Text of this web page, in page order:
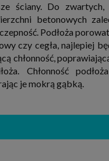
ściany. Do zwartych,
betonowych
Podłoża
czy cegła, najlepiej
chłonność,
Chłonność
je mokrą gąbką.